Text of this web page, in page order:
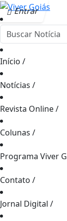
Entrar
Início /
Notícias /
Revista Online/
Colunas /
Programa Viver
Contato /
Jornal Digital /